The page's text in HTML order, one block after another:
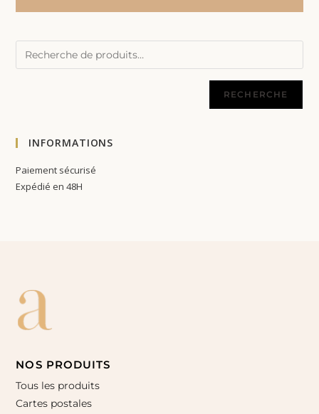
RECHERCHE
INFORMATIONS
Paiement sécurisé
Expédié en 48H
NOS PRODUITS
Tous les produits
Cartes postales